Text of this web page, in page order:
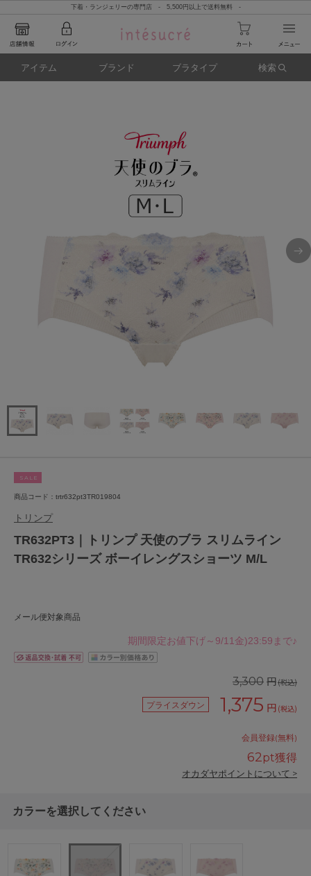
下着・ランジェリーの専門店 - 5,500円以上で送料無料 -
アイテム ブランド ブラタイプ 検索
SALE
商品コード：trtr632pt3TR019804
トリンプ
TR632PT3｜トリンプ 天使のブラ スリムライン
TR632シリーズ ボーイレングスショーツ M/L
メール便対象商品
期間限定お値下げ～9/11金)23:59まで♪
3,300 円(税込)
プライスダウン 1,375 円 (税込)
会員登録(無料)
62pt獲得
オカダヤポイントについて >
カラーを選択してください